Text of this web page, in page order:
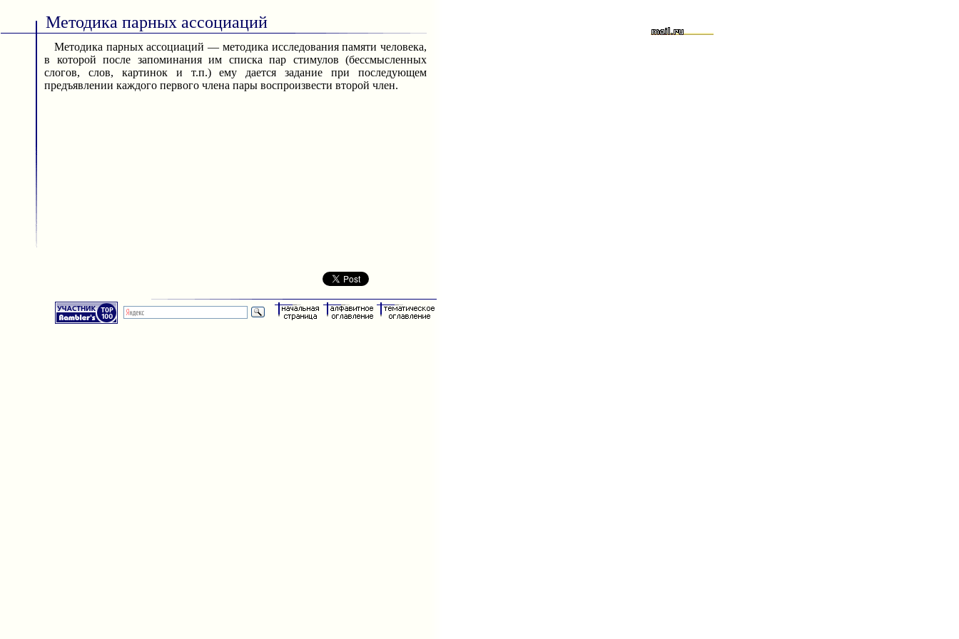
Методика парных ассоциаций
Методика парных ассоциаций — методика исследования памяти человека,
в которой после запоминания им списка пар стимулов (бессмысленных
слогов, слов, картинок и т.п.) ему дается задание при последующем
предъявлении каждого первого члена пары воспроизвести второй член.